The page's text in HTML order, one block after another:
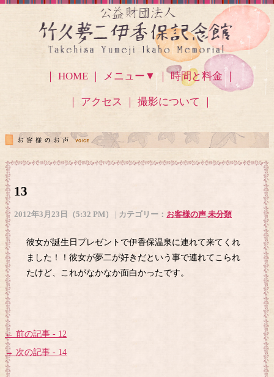
｜ HOME ｜ メニュー▼ ｜ 時間と料金 ｜
｜ アクセス ｜ 撮影について ｜
13
2012年3月23日（5:32 PM） | カテゴリー： お客様の声,未分類
彼女が誕生日プレゼントで伊香保温泉に連れて来てくれ
ました！！彼女が夢二が好きだという事で連れてこられ
たけど、これがなかなか面白かったです。
← 前の記事 - 12
→ 次の記事 - 14